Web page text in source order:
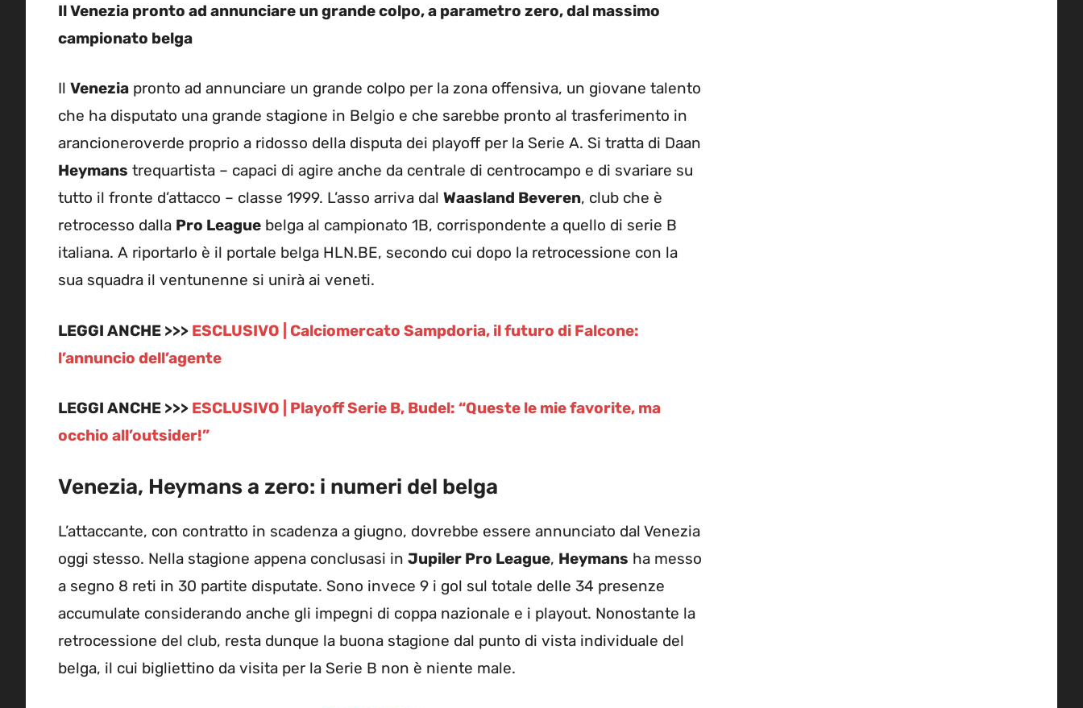
Il Venezia pronto ad annunciare un grande colpo, a parametro zero, dal massimo
campionato belga
Il Venezia pronto ad annunciare un grande colpo per la zona offensiva, un giovane talento
che ha disputato una grande stagione in Belgio e che sarebbe pronto al trasferimento in
arancioneroverde proprio a ridosso della disputa dei playoff per la Serie A. Si tratta di Daan
Heymans trequartista – capaci di agire anche da centrale di centrocampo e di svariare su
tutto il fronte d’attacco – classe 1999. L’asso arriva dal Waasland Beveren, club che è
retrocesso dalla Pro League belga al campionato 1B, corrispondente a quello di serie B
italiana. A riportarlo è il portale belga HLN.BE, secondo cui dopo la retrocessione con la
sua squadra il ventunenne si unirà ai veneti.
LEGGI ANCHE >>> ESCLUSIVO | Calciomercato Sampdoria, il futuro di Falcone:
l’annuncio dell’agente
LEGGI ANCHE >>> ESCLUSIVO | Playoff Serie B, Budel: “Queste le mie favorite, ma
occhio all’outsider!”
Venezia, Heymans a zero: i numeri del belga
L’attaccante, con contratto in scadenza a giugno, dovrebbe essere annunciato dal Venezia
oggi stesso. Nella stagione appena conclusasi in Jupiler Pro League, Heymans ha messo
a segno 8 reti in 30 partite disputate. Sono invece 9 i gol sul totale delle 34 presenze
accumulate considerando anche gli impegni di coppa nazionale e i playout. Nonostante la
retrocessione del club, resta dunque la buona stagione dal punto di vista individuale del
belga, il cui bigliettino da visita per la Serie B non è niente male.